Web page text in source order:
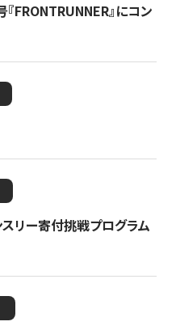
FRONTRUNNER』にコン
リー寄付挑戦プログラム